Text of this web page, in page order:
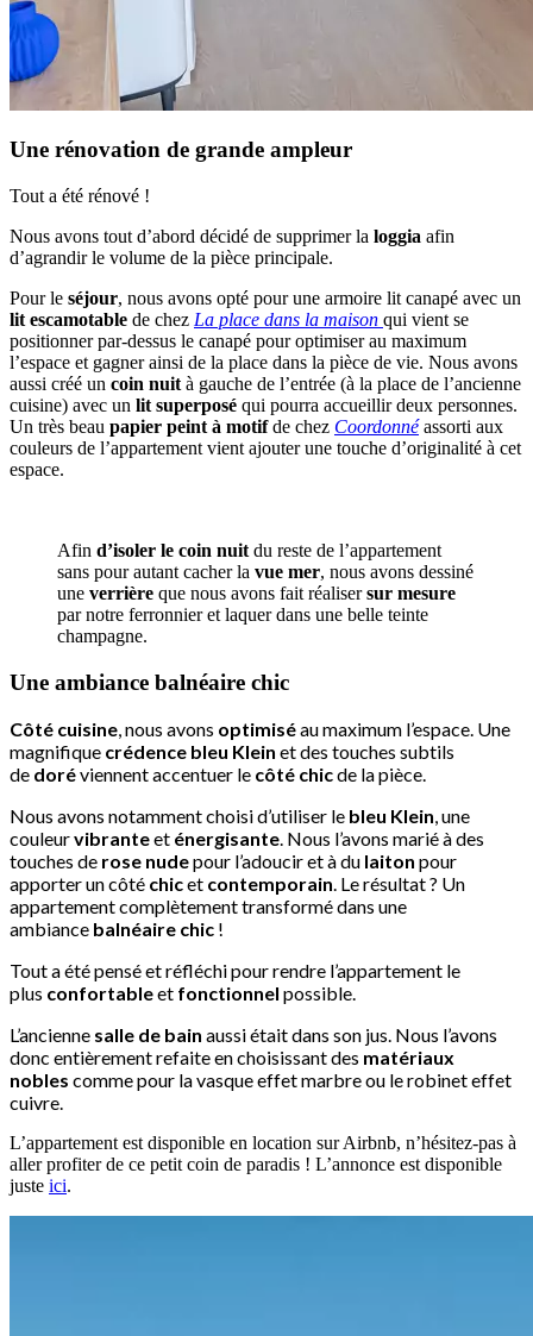
Une rénovation de grande ampleur
Tout a été rénové !
Nous avons tout d’abord décidé de supprimer la loggia afin
d’agrandir le volume de la pièce principale.
Pour le séjour, nous avons opté pour une armoire lit canapé avec un
lit escamotable de chez La place dans la maison qui vient se
positionner par-dessus le canapé pour optimiser au maximum
l’espace et gagner ainsi de la place dans la pièce de vie. Nous avons
aussi créé un coin nuit à gauche de l’entrée (à la place de l’ancienne
cuisine) avec un lit superposé qui pourra accueillir deux personnes.
Un très beau papier peint à motifde chez Coordonnéassorti aux
couleurs de l’appartement vient ajouter une touche d’originalité à cet
espace.
Afin d’isoler le coin nuit du reste de l’appartement
sans pour autant cacher la vue mer, nous avons dessiné
une verrière que nous avons fait réalisersur mesure
par notre ferronnier et laquer dans une belle teinte
champagne.
Une ambiance balnéaire chic
Côté cuisine, nous avons optimiséau maximum l’espace. Une
magnifique crédence bleu Klein et des touches subtils
de doréviennent accentuer le côté chicde la pièce.
Nous avons notamment choisi d’utiliser le bleu Klein, une
couleurvibranteet énergisante. Nous l’avons marié à des
touches de rose nudepour l’adoucir et à du laiton pour
apporter un côté chicet contemporain. Le résultat ? Un
appartement complètement transformé dans une
ambiance balnéaire chic !
Tout a été pensé et réfléchi pour rendre l’appartement le
plus confortableet fonctionnel possible.
L’ancienne salle de bain aussi était dans son jus. Nous l’avons
donc entièrement refaite en choisissant des matériaux
nobles comme pour la vasque effet marbre ou le robinet effet
cuivre.
L’appartement est disponible en location sur Airbnb, n’hésitez-pas à
aller profiter de ce petit coin de paradis ! L’annonce est disponible
juste ici.